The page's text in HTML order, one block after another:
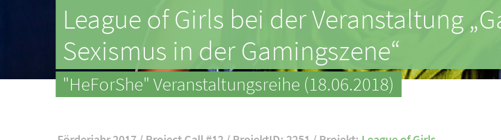
League of Girls bei der Veranstaltung
Sexismus in der Gamingszene“
"HeForShe" Veranstaltungsreihe (18.06.2018)